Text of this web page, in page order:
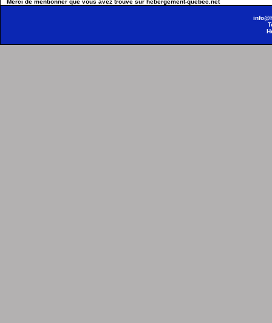
Merci de mentionner que vous avez trouvé sur hebergement-quebec.net